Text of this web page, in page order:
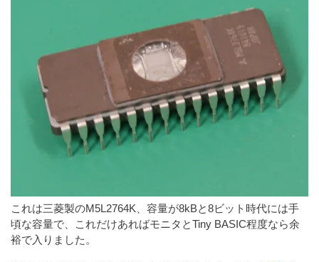
これは三菱製のM5L2764K、容量が8kBと8ビット時代には手
頃な容量で、これだけあればモニタとTiny BASIC程度なら余
裕で入りました。